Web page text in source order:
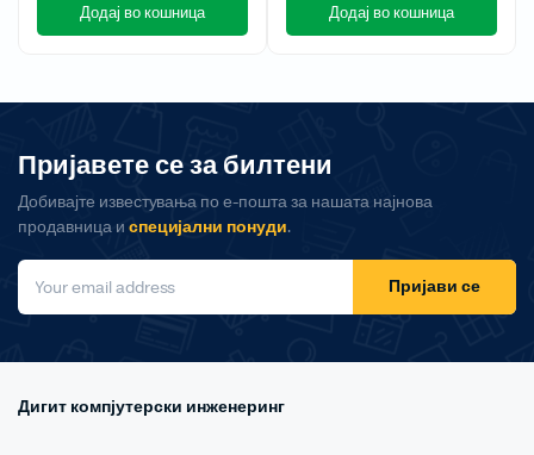
Додај во кошница Додај во кошница
Пријавете се за билтени
Добивајте известувања по е-пошта за нашата најнова
продавница и специјални понуди.
Пријави се
Дигит компјутерски инженеринг